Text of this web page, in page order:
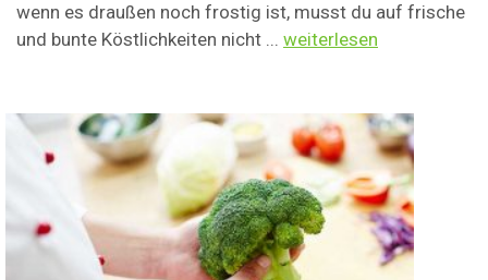
wenn es draußen noch frostig ist, musst du auf frische
und bunte Köstlichkeiten nicht ... weiterlesen